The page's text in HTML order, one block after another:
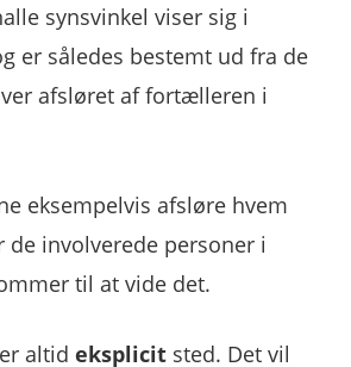
synsvinkel viser sig i
er således bestemt ud fra de
afsløret af fortælleren i
eksempelvis afsløre hvem
de involverede personer i
til at vide det.
altideksplicit sted. Det vil